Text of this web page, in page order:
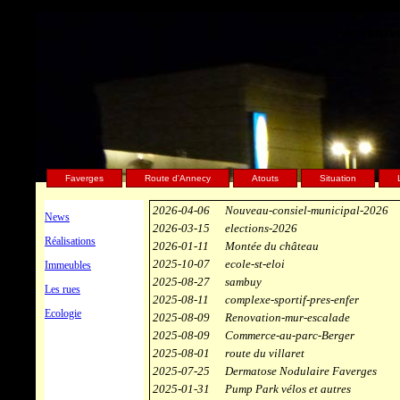
News
Réalisations
Immeubles
Les rues
Ecologie
Faverges Route d'Annecy Atouts Situation
2026-04-06
Nouveau-consiel-municipal-2026
2026-03-15
elections-2026
2026-01-11
Montée du château
2025-10-07
ecole-st-eloi
2025-08-27
sambuy
2025-08-11
complexe-sportif-pres-enfer
2025-08-09
Renovation-mur-escalade
2025-08-09
Commerce-au-parc-Berger
2025-08-01
route du villaret
2025-07-25
Dermatose Nodulaire Faverges
2025-01-31
Pump Park vélos et autres